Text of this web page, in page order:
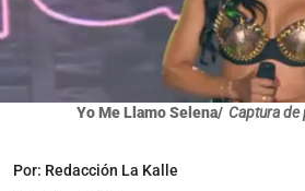
Yo Me Llamo Selena/ Captura de
Por: Redacción La Kalle